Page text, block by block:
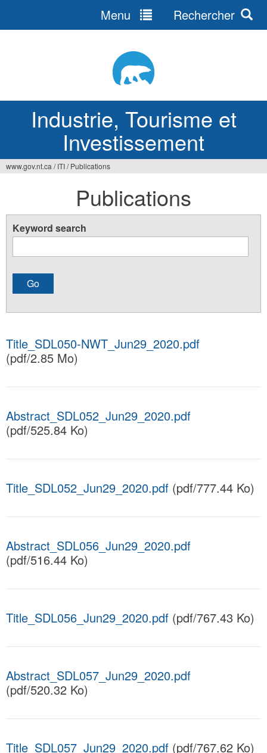
Industrie, Tourisme et
Investissement
Menu Rechercher
ici
www.gov.nt.ca / ITI/ Publications
Publications
Keyword search
Title_SDL050-NWT_Jun29_2020.pdf
(pdf/2.85 Mo)
Abstract_SDL052_Jun29_2020.pdf
(pdf/525.84 Ko)
Title_SDL052_Jun29_2020.pdf (pdf/777.44 Ko)
Abstract_SDL056_Jun29_2020.pdf
(pdf/516.44 Ko)
Title_SDL056_Jun29_2020.pdf (pdf/767.43 Ko)
Abstract_SDL057_Jun29_2020.pdf
(pdf/520.32 Ko)
Title_SDL057_Jun29_2020.pdf (pdf/767.62 Ko)